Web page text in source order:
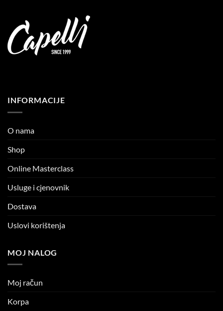
INFORMACIJE
O nama
Shop
Online Masterclass
Usluge i cjenovnik
Dostava
Uslovi korištenja
MOJ NALOG
Moj račun
Korpa